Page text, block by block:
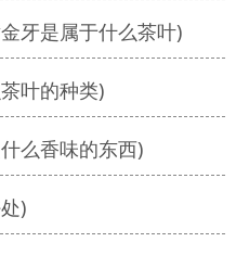
牙是属于什么茶叶)
叶的种类)
么香味的东西)
)